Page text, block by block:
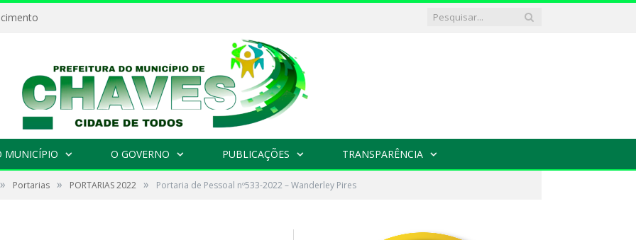
MUNICÍPIO O GOVERNO PUBLICAÇÕES TRANSPARÊNCIA
» Portarias » PORTARIAS 2022 » Portaria de Pessoal nº533-2022 – Wanderley Pires